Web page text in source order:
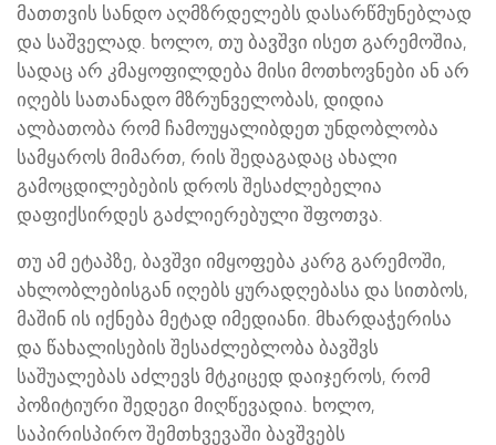
მათთვის სანდო აღმზრდელებს დასარწმუნებლად
და საშველად. ხოლო, თუ ბავშვი ისეთ გარემოშია,
სადაც არ კმაყოფილდება მისი მოთხოვნები ან არ
იღებს სათანადო მზრუნველობას, დიდია
ალბათობა რომ ჩამოუყალიბდეთ უნდობლობა
სამყაროს მიმართ, რის შედაგადაც ახალი
გამოცდილებების დროს შესაძლებელია
დაფიქსირდეს გაძლიერებული შფოთვა.
თუ ამ ეტაპზე, ბავშვი იმყოფება კარგ გარემოში,
ახლობლებისგან იღებს ყურადღებასა და სითბოს,
მაშინ ის იქნება მეტად იმედიანი. მხარდაჭერისა
და წახალისების შესაძლებლობა ბავშვს
საშუალებას აძლევს მტკიცედ დაიჯეროს, რომ
პოზიტიური შედეგი მიღწევადია. ხოლო,
საპირისპირო შემთხვევაში ბავშვებს